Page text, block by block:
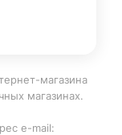
магазина
магазинах.
e-mail: